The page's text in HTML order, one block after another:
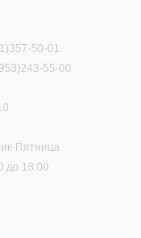
50-01
55-00
Пятница
до 18:00